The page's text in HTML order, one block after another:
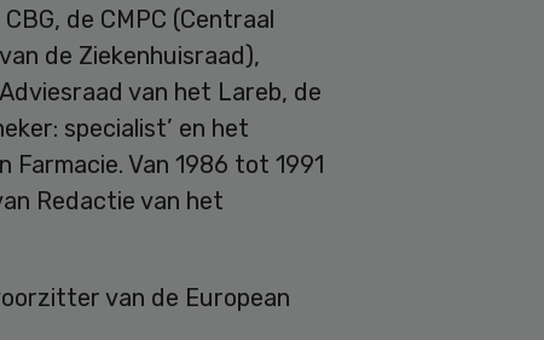
de CMPC (Centraal
de Ziekenhuisraad),
van het Lareb, de
specialist’ en het
Farmacie. Van 1986 tot 1991
Redactie van het
van de European